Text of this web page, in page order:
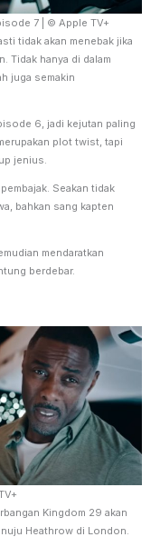
7 | © Apple TV+
tidak akan menebak jika
Tidak hanya di dalam
juga semakin
6, jadi kejutan paling
plot twist, tapi
jenius.
Seakan tidak
bahkan sang kapten
mendaratkan
berdebar.
Kingdom 29 akan
Heathrow di London.